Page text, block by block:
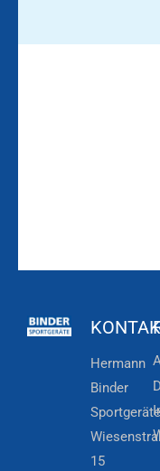
Hermann
Binder
Sportgeräte
15